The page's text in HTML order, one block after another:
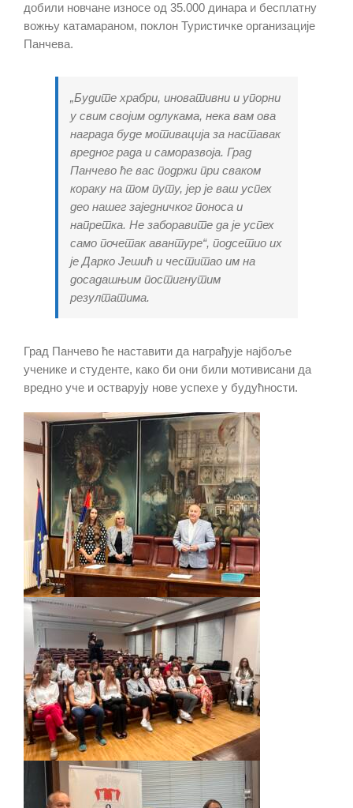
добили новчане износе од 35.000 динара и бесплатну
вожњу катамараном, поклон Туристичке организације
Панчева.
„Будите храбри, иновативни и упорни
у свим својим одлукама, нека вам ова
награда буде мотивација за наставак
вредног рада и саморазвоја. Град
Панчево ће вас подржи при сваком
кораку на том путу, јер је ваш успех
део нашег заједничког поноса и
напретка. Не заборавите да је успех
само почетак авантуре“, подсетио их
је Дарко Јешић и честитао им на
досадашњим постигнутим
резултатима.
Град Панчево ће наставити да награђује најбоље
ученике и студенте, како би они били мотивисани да
вредно уче и остварују нове успехe у будућности.